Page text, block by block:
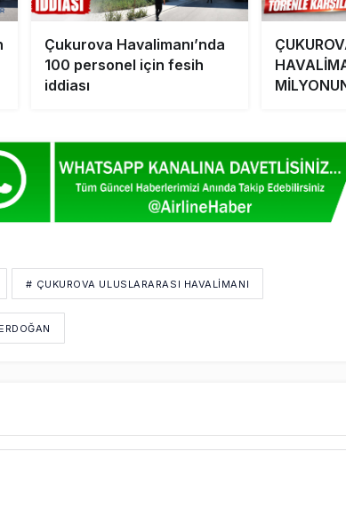
Çukurova Havalimanı’nda
100 personel için fesih
iddiası
# ÇUKUROVA ULUSLARARASI HAVALIMANI